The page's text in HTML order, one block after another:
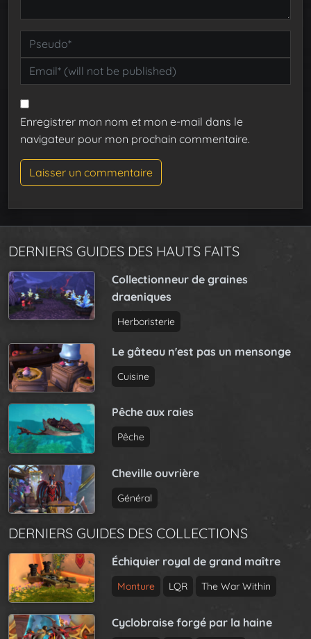
Enregistrer mon nom et mon e-mail dans le
navigateur pour mon prochain commentaire.
DERNIERS GUIDES DES HAUTS FAITS
Collectionneur de graines
draeniques
Herboristerie
Le gâteau n'est pas un mensonge
Cuisine
Pêche aux raies
Pêche
Cheville ouvrière
Général
DERNIERS GUIDES DES COLLECTIONS
Échiquier royal de grand maître
Monture LQR The War Within
Cyclobraise forgé par la haine